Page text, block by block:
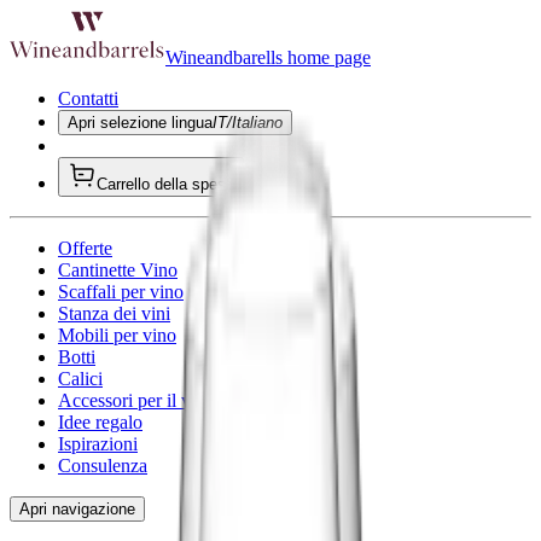
Wineandbarells home page
Contatti
Apri selezione linguaIT/Italiano
Carrello della spesa
Offerte
Cantinette Vino
Scaffali per vino
Stanza dei vini
Mobili per vino
Botti
Calici
Accessori per il vino
Idee regalo
Ispirazioni
Consulenza
Apri navigazione